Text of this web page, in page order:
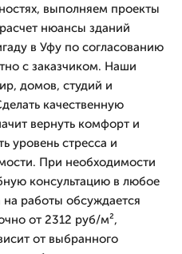
выполняем проекты
нюансы зданий
в Уфу по согласованию
с заказчиком. Наши
домов, студий и
качественную
вернуть комфорт и
уровень стресса и
При необходимости
консультацию в любое
работы обсуждается
от 2312 руб/м²,
от выбранного